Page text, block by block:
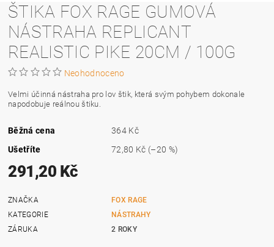
ŠTIKA FOX RAGE GUMOVÁ
NÁSTRAHA REPLICANT
REALISTIC PIKE 20CM / 100G
Neohodnoceno
Velmi účinná nástraha pro lov štik, která svým pohybem dokonale
napodobuje reálnou štiku.
Běžná cena
364 Kč
Ušetříte
72,80 Kč (–20 %)
291,20 Kč
ZNAČKA
FOX RAGE
KATEGORIE
NÁSTRAHY
ZÁRUKA
2 ROKY